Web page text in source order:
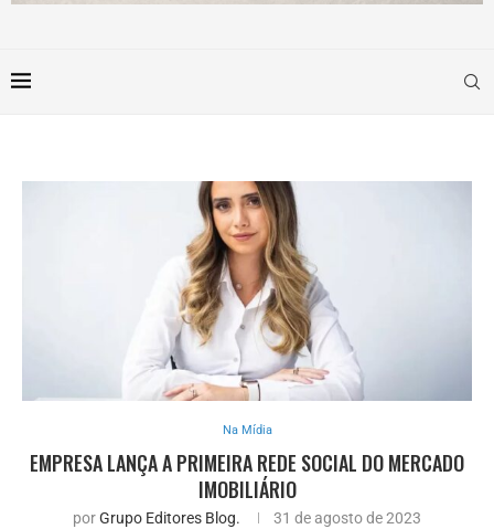
Na Mídia
EMPRESA LANÇA A PRIMEIRA REDE SOCIAL DO MERCADO
IMOBILIÁRIO
porGrupo Editores Blog. 31 de agosto de 2023